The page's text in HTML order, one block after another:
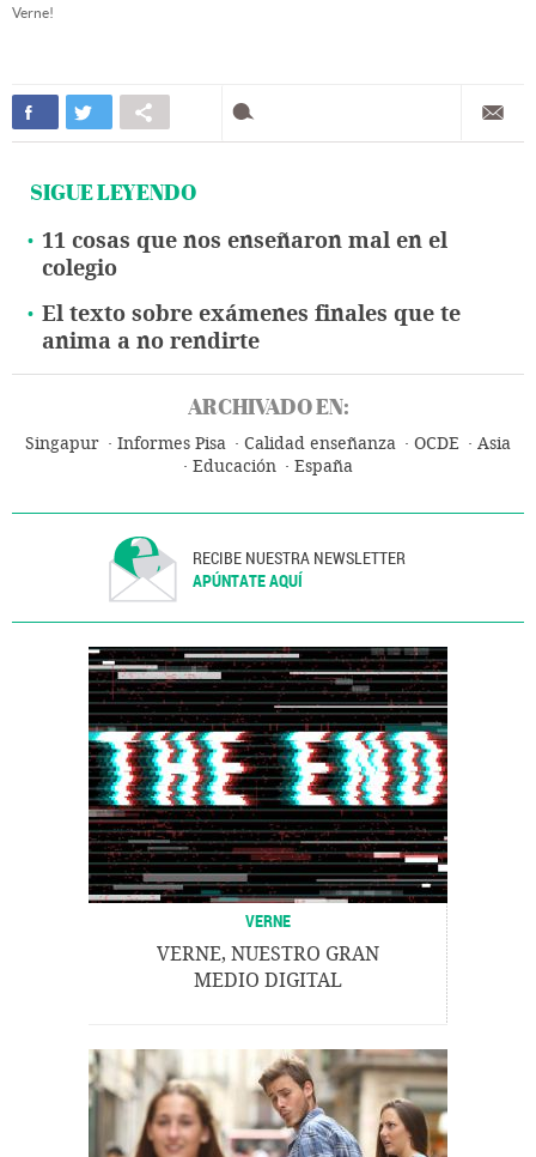
Verne!
SIGUE LEYENDO
11 cosas que nos enseñaron mal en el
colegio
El texto sobre exámenes finales que te
anima a no rendirte
ARCHIVADO EN:
Singapur Informes Pisa Calidad enseñanza OCDE
Asia
Educación
España
RECIBE NUESTRA NEWSLETTER
APÚNTATE AQUÍ
VERNE
VERNE, NUESTRO GRAN
MEDIO DIGITAL